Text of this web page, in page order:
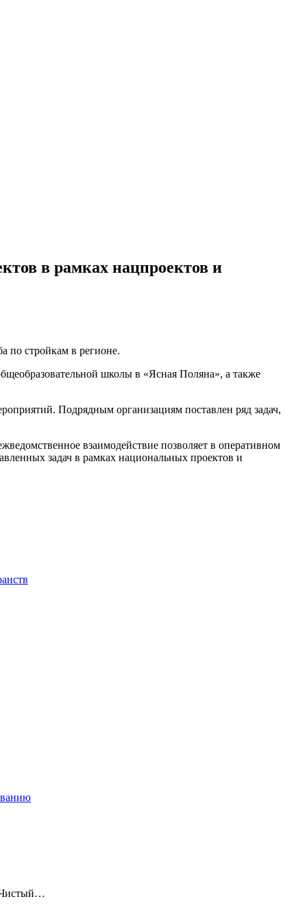
в рамках нацпроектов и
по стройкам в регионе.
школы в «Ясная Поляна», а также
Подрядным организациям поставлен ряд задач,
взаимодействие позволяет в оперативном
задач в рамках национальных проектов и